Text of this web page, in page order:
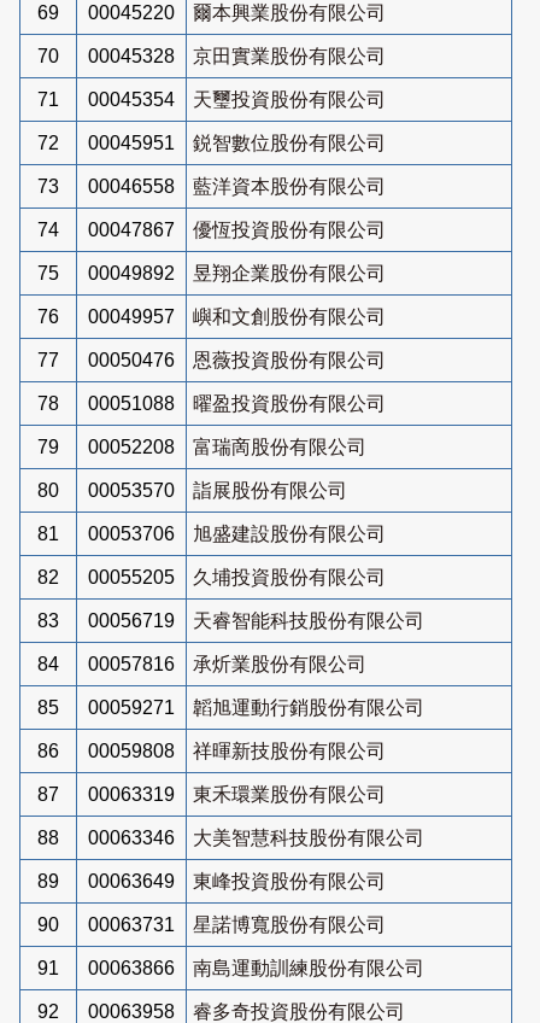
69 00045220 爾本興業股份有限公司
70 00045328 京田實業股份有限公司
71 00045354 天璽投資股份有限公司
72 00045951 鋭智數位股份有限公司
73 00046558 藍洋資本股份有限公司
74 00047867 優恆投資股份有限公司
75 00049892 昱翔企業股份有限公司
76 00049957 嶼和文創股份有限公司
77 00050476 恩薇投資股份有限公司
78 00051088 曜盈投資股份有限公司
79 00052208 富瑞啇股份有限公司
80 00053570 詣展股份有限公司
81 00053706 旭盛建設股份有限公司
82 00055205 久埔投資股份有限公司
83 00056719 天睿智能科技股份有限公司
84 00057816 承炘業股份有限公司
85 00059271 韜旭運動行銷股份有限公司
86 00059808 祥暉新技股份有限公司
87 00063319 東禾環業股份有限公司
88 00063346 大美智慧科技股份有限公司
89 00063649 東峰投資股份有限公司
90 00063731 星諾博寬股份有限公司
91 00063866 南島運動訓練股份有限公司
92 00063958 睿多奇投資股份有限公司